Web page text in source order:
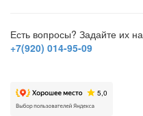
Есть вопросы? Задайте их
+7(920) 014-95-09